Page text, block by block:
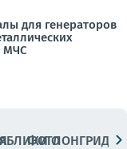
для генераторов
МЧС
ФОТОЛОНГРИДЫ